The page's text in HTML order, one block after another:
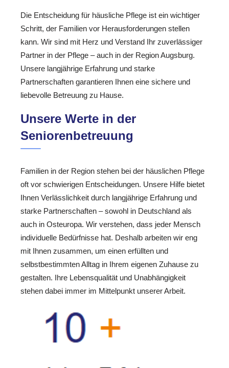
Die Entscheidung für häusliche Pflege ist ein wichtiger
Schritt, der Familien vor Herausforderungen stellen
kann. Wir sind mit Herz und Verstand Ihr zuverlässiger
Partner in der Pflege – auch in der Region Augsburg.
Unsere langjährige Erfahrung und starke
Partnerschaften garantieren Ihnen eine sichere und
liebevolle Betreuung zu Hause.
Unsere Werte in der
Seniorenbetreuung
Familien in der Region stehen bei der häuslichen Pflege
oft vor schwierigen Entscheidungen. Unsere Hilfe bietet
Ihnen Verlässlichkeit durch langjährige Erfahrung und
starke Partnerschaften – sowohl in Deutschland als
auch in Osteuropa. Wir verstehen, dass jeder Mensch
individuelle Bedürfnisse hat. Deshalb arbeiten wir eng
mit Ihnen zusammen, um einen erfüllten und
selbstbestimmten Alltag in Ihrem eigenen Zuhause zu
gestalten. Ihre Lebensqualität und Unabhängigkeit
stehen dabei immer im Mittelpunkt unserer Arbeit.